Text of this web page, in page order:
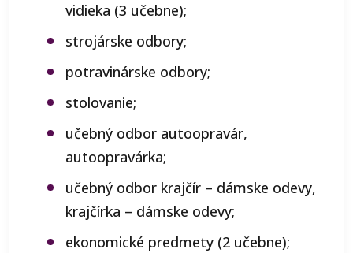
vidieka (3 učebne);
strojárske odbory;
potravinárske odbory;
stolovanie;
učebný odbor autoopravár,
autoopravárka;
učebný odbor krajčír – dámske odevy,
krajčírka – dámske odevy;
ekonomické predmety (2 učebne);